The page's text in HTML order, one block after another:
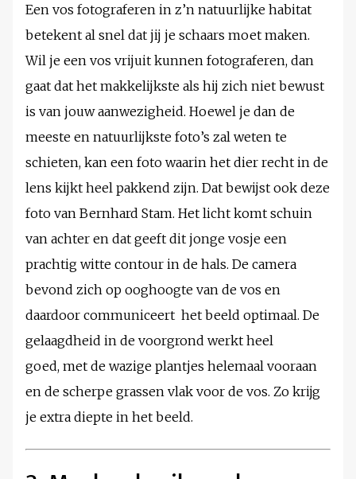
Een vos fotograferen in z’n natuurlijke habitat
betekent al snel dat jij je schaars moet maken.
Wil je een vos vrijuit kunnen fotograferen, dan
gaat dat het makkelijkste als hij zich niet bewust
is van jouw aanwezigheid. Hoewel je dan de
meeste en natuurlijkste foto’s zal weten te
schieten, kan een foto waarin het dier recht in de
lens kijkt heel pakkend zijn. Dat bewijst ook deze
foto van Bernhard Stam. Het licht komt schuin
van achter en dat geeft dit jonge vosje een
prachtig witte contour in de hals. De camera
bevond zich op ooghoogte van de vos en
daardoor communiceert het beeld optimaal. De
gelaagdheid in de voorgrond werkt heel
goed, met de wazige plantjes helemaal vooraan
en de scherpe grassen vlak voor de vos. Zo krijg
je extra diepte in het beeld.